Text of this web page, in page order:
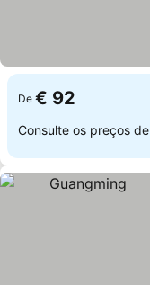
De € 92
Consulte os preços de